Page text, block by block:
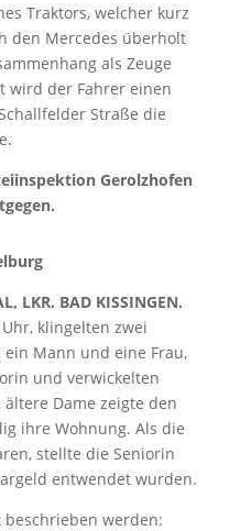
Traktors, welcher kurz
den Mercedes überholt
als Zeuge
wird der Fahrer einen
Straße die
Gerolzhofen
LKR. BAD KISSINGEN.
klingelten zwei
Mann und eine Frau,
und verwickelten
Dame zeigte den
ihre Wohnung. Als die
stellte die Seniorin
entwendet wurden.
werden: